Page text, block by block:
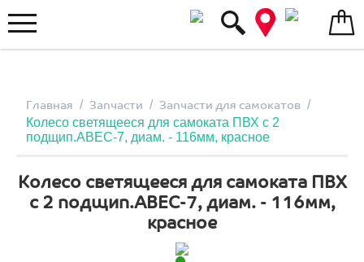
Главная / Запчасти / Запчасти для самокатов /
Колесо светящееся для самоката ПВХ с 2
подщип.ABEC-7, диам. - 116мм, красное
Колесо светящееся для самоката ПВХ
с 2 подщип.ABEC-7, диам. - 116мм,
красное